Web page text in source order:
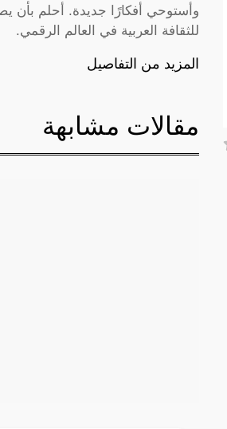
وأستوحي أفكارًا جديدة. أحلم بأن
للثقافة العربية في العالم الرقمي.
المزيد من التفاصيل
مقالات مشابهة